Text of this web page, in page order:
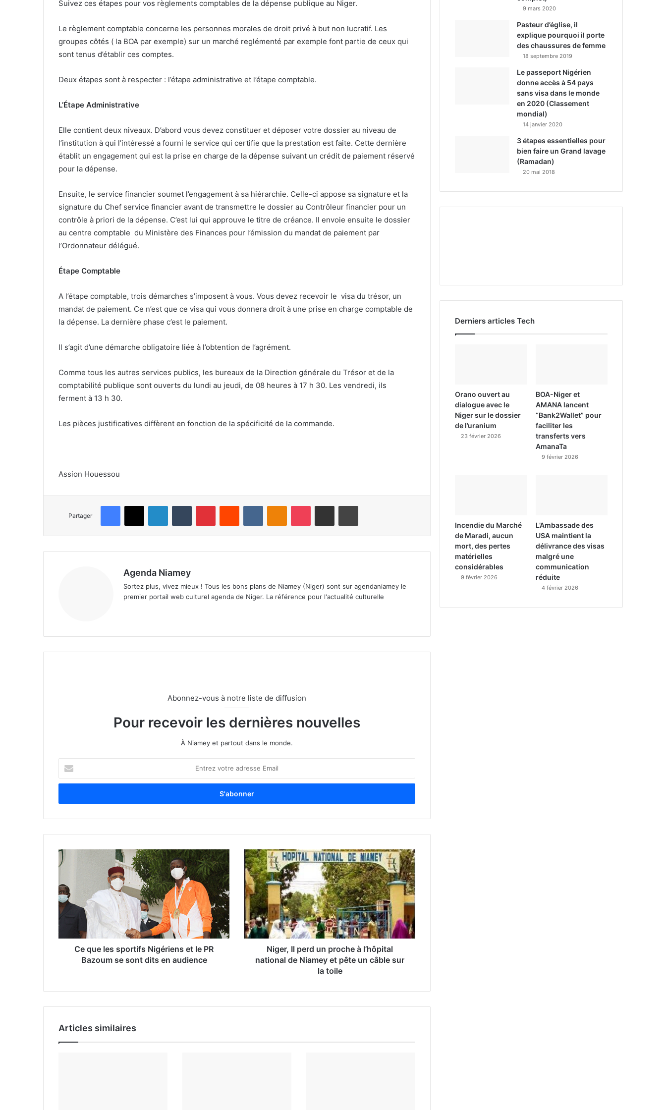
Suivez ces étapes pour vos règlements comptables de la dépense publique au Niger.
Le règlement comptable concerne les personnes morales de droit privé à but non lucratif. Les
groupes côtés ( la BOA par exemple) sur un marché reglémenté par exemple font partie de ceux qui
sont tenus d’établir ces comptes.
Deux étapes sont à respecter : l’étape administrative et l’étape comptable.
L’Étape Administrative
Elle contient deux niveaux. D’abord vous devez constituer et déposer votre dossier au niveau de
l’institution à qui l’intéressé a fourni le service qui certifie que la prestation est faite. Cette dernière
établit un engagement qui est la prise en charge de la dépense suivant un crédit de paiement réservé
pour la dépense.
Ensuite, le service financier soumet l’engagement à sa hiérarchie. Celle-ci appose sa signature et la
signature du Chef service financier avant de transmettre le dossier au Contrôleur financier pour un
contrôle à priori de la dépense. C’est lui qui approuve le titre de créance. Il envoie ensuite le dossier
au centre comptable du Ministère des Finances pour l’émission du mandat de paiement par
l’Ordonnateur délégué.
Étape Comptable
A l’étape comptable, trois démarches s’imposent à vous. Vous devez recevoir le visa du trésor, un
mandat de paiement. Ce n’est que ce visa qui vous donnera droit à une prise en charge comptable de
la dépense. La dernière phase c’est le paiement.
Il s’agit d’une démarche obligatoire liée à l’obtention de l’agrément.
Comme tous les autres services publics, les bureaux de la Direction générale du Trésor et de la
comptabilité publique sont ouverts du lundi au jeudi, de 08 heures à 17 h 30. Les vendredi, ils
ferment à 13 h 30.
Les pièces justificatives diffèrent en fonction de la spécificité de la commande.
Assion Houessou
Partager
Agenda Niamey
Sortez plus, vivez mieux ! Tous les bons plans de Niamey (Niger) sont sur agendaniamey le
premier portail web culturel agenda de Niger. La référence pour l'actualité culturelle
Abonnez-vous à notre liste de diffusion
Pour recevoir les dernières nouvelles
À Niamey et partout dans le monde.
t
e
o
e
d
r
e
s
e
l
Ce que les sportifs Nigériens et le PR
Bazoum se sont dits en audience
Niger, Il perd un proche à l’hôpital
national de Niamey et pête un câble sur
la toile
Articles similaires
9 mars 2020
Pasteur d’église, il
explique pourquoi il porte
des chaussures de femme
18 septembre 2019
Le passeport Nigérien
donne accès à 54 pays
sans visa dans le monde
en 2020 (Classement
mondial)
14 janvier 2020
3 étapes essentielles pour
bien faire un Grand lavage
(Ramadan)
20 mai 2018
Derniers articles Tech
Orano ouvert au
dialogue avec le
Niger sur le dossier
de l’uranium
23 février 2026
BOA-Niger et
AMANA lancent
“Bank2Wallet” pour
faciliter les
transferts vers
AmanaTa
9 février 2026
Incendie du Marché
de Maradi, aucun
mort, des pertes
matérielles
considérables
9 février 2026
L’Ambassade des
USA maintient la
délivrance des visas
malgré une
communication
réduite
4 février 2026